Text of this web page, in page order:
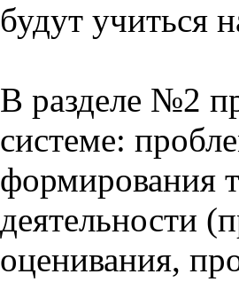
будут учиться
В разделе №2
системе:
формирования
деятельности
оценивания,